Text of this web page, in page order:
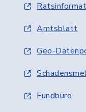
Amtsblatt
Geo-
Fundbüro